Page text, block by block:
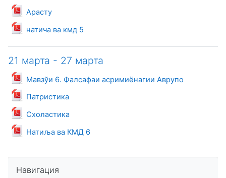
Арасту
Файл
натича ва кмд 5
Файл
21 марта - 27 марта
Мавзўи 6. Фалсафаи асримиёнагии Аврупо
Файл
Патристика
Файл
Схоластика
Файл
Натиља ва КМД 6
Файл
Навигация